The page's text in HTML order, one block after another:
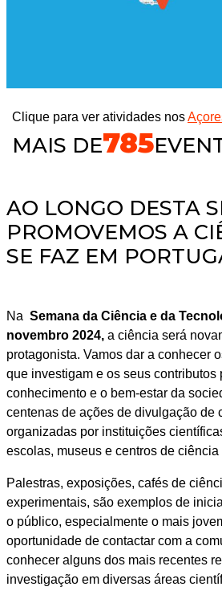
Clique para ver atividades nos
MAIS DE800
AO LONGO DESTA
PROMOVEMOS A
SE FAZ EM
Na Semana da Ciência e da
novembro 2024, a ciência será
protagonista. Vamos dar a conhecer
que investigam e os seus contributos
conhecimento e o bem-estar da
centenas de ações de divulgação de
organizadas por instituições
escolas, museus e centros de ciência
Palestras, exposições, cafés de
experimentais, são exemplos de
o público, especialmente o mais
oportunidade de contactar com a
conhecer alguns dos mais recentes
investigação em diversas áreas